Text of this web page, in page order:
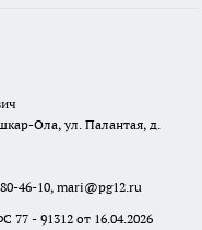
Ола, ул. Палантая, д.
46-10, mari@pg12.ru
- 91312 от 16.04.2026